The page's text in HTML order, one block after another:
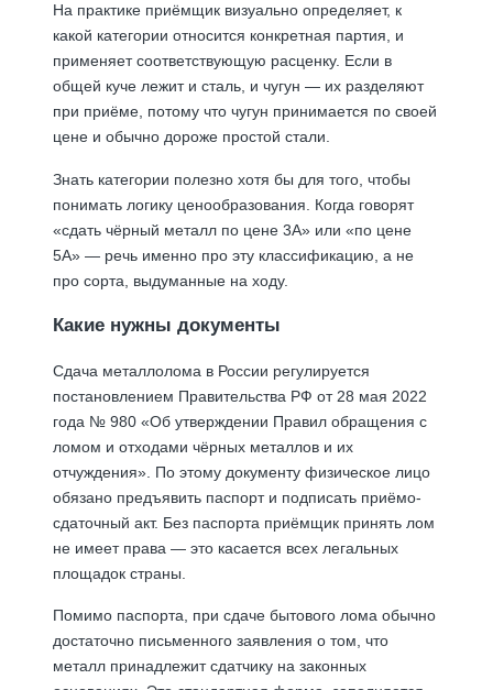
На практике приёмщик визуально определяет, к
какой категории относится конкретная партия, и
применяет соответствующую расценку. Если в
общей куче лежит и сталь, и чугун — их разделяют
при приёме, потому что чугун принимается по своей
цене и обычно дороже простой стали.
Знать категории полезно хотя бы для того, чтобы
понимать логику ценообразования. Когда говорят
«сдать чёрный металл по цене 3А» или «по цене
5А» — речь именно про эту классификацию, а не
про сорта, выдуманные на ходу.
Какие нужны документы
Сдача металлолома в России регулируется
постановлением Правительства РФ от 28 мая 2022
года № 980 «Об утверждении Правил обращения с
ломом и отходами чёрных металлов и их
отчуждения». По этому документу физическое лицо
обязано предъявить паспорт и подписать приёмо-
сдаточный акт. Без паспорта приёмщик принять лом
не имеет права — это касается всех легальных
площадок страны.
Помимо паспорта, при сдаче бытового лома обычно
достаточно письменного заявления о том, что
металл принадлежит сдатчику на законных